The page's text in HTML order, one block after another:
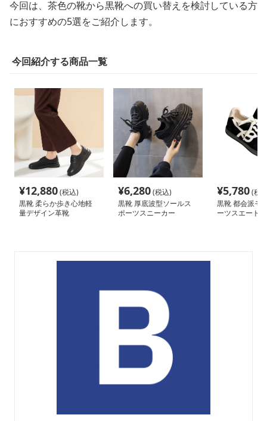
今回は、茶色の靴から黒靴への買い替えを検討している方
におすすめの5選をご紹介します。
今回紹介する商品一覧
¥12,880(税込)
黒靴 柔らか歩き心地軽
量デザイン革靴
¥6,280(税込)
黒靴 厚底波型ソールス
ポーツスニーカー
¥5,780(税
黒靴 都会派モ
ーツスエード